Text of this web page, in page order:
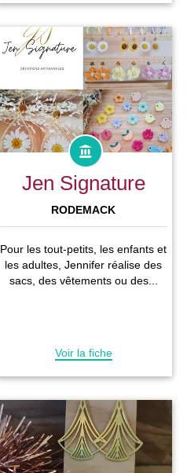
Jen Signature
RODEMACK
Pour les tout-petits, les enfants et
les adultes, Jennifer réalise des
sacs, des vêtements ou des...
Voir la fiche